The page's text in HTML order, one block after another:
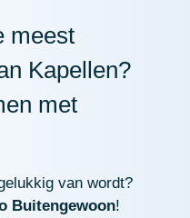
meest
Kapellen?
met
van wordt?
Buitengewoon!